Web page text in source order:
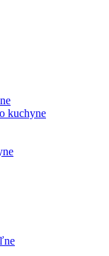
kuchyne